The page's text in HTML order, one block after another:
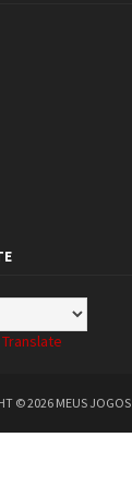
Translate
©2026 MEUS JOGOS